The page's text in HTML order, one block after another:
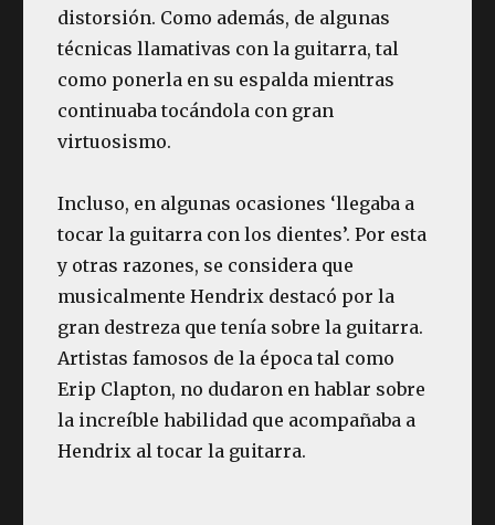
distorsión. Como además, de algunas
técnicas llamativas con la guitarra, tal
como ponerla en su espalda mientras
continuaba tocándola con gran
virtuosismo.
Incluso, en algunas ocasiones ‘llegaba a
tocar la guitarra con los dientes’. Por esta
y otras razones, se considera que
musicalmente Hendrix destacó por la
gran destreza que tenía sobre la guitarra.
Artistas famosos de la época tal como
Erip Clapton, no dudaron en hablar sobre
la increíble habilidad que acompañaba a
Hendrix al tocar la guitarra.